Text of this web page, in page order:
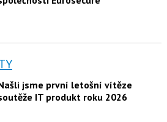
jsme první letošní vítěze
IT produkt roku 2026